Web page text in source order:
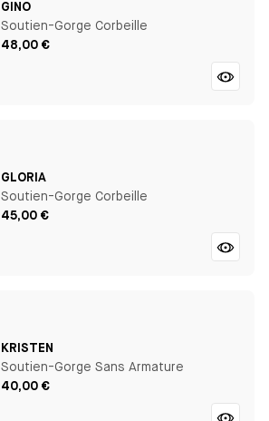
GINO
Soutien-Gorge Corbeille
48,00 €
GLORIA
Soutien-Gorge Corbeille
45,00 €
KRISTEN
Soutien-Gorge Sans Armature
40,00 €